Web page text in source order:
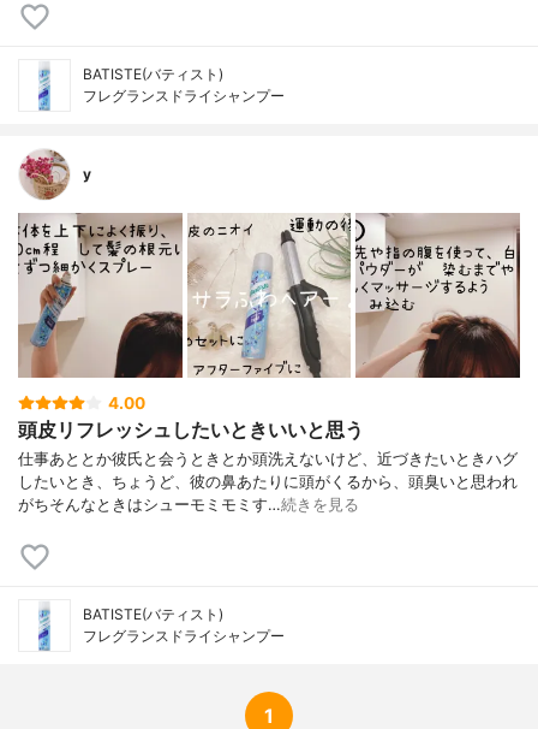
BATISTE(バティスト)
フレグランスドライシャンプー
y
4.00
頭皮リフレッシュしたいときいいと思う
仕事あととか彼氏と会うときとか頭洗えないけど、近づきたいときハグ
したいとき、ちょうど、彼の鼻あたりに頭がくるから、頭臭いと思われ
がちそんなときはシューモミモミす…続きを見る
BATISTE(バティスト)
フレグランスドライシャンプー
1